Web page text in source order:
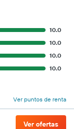
10.0
10.0
10.0
10.0
Ver puntos de renta
Ver ofertas